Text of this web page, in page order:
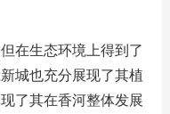
在生态环境上得到了
城也充分展现了其植
了其在香河整体发展